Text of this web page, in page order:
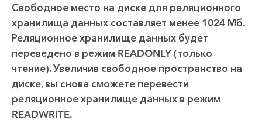
Свободное место на диске для реляционного
хранилища данных составляет менее 1024 Мб.
Реляционное хранилище данных будет
переведено в режим READONLY (только
чтение). Увеличив свободное пространство на
диске, вы снова сможете перевести
реляционное хранилище данных в режим
READWRITE.